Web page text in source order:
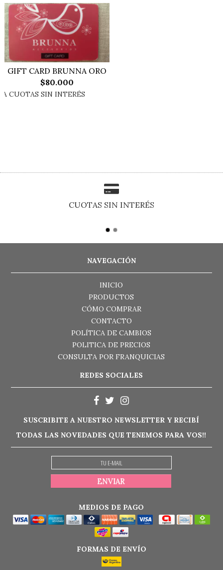
GIFT CARD BRUNNA ORO
$80.000
CUOTAS SIN INTERÉS
NAVEGACIÓN
INICIO
PRODUCTOS
CÓMO COMPRAR
CONTACTO
POLÍTICA DE CAMBIOS
POLITICA DE PRECIOS
CONSULTA POR FRANQUICIAS
REDES SOCIALES
SUSCRIBITE A NUESTRO NEWSLETTER Y RECIBÍ
TODAS LAS NOVEDADES QUE TENEMOS PARA VOS!!
MEDIOS DE PAGO
FORMAS DE ENVÍO